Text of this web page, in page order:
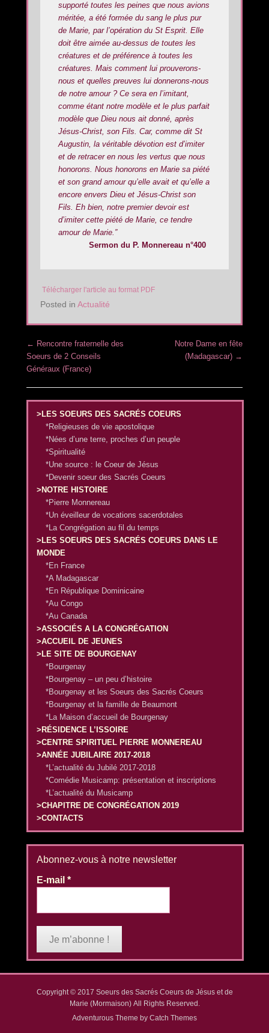
supporté toutes les peines que nous avions
méritée, a été formée du sang le plus pur
de Marie, par l’opération du St Esprit. Elle
doit être aimée au-dessus de toutes les
créatures et de préférence à toutes les
créatures. Mais comment lui prouverons-
nous et quelles preuves lui donnerons-nous
de notre amour ? Ce sera en l’imitant,
comme étant notre modèle et le plus parfait
modèle que Dieu nous ait donné, après
Jésus-Christ, son Fils. Car, comme dit St
Augustin, la véritable dévotion est d’imiter
et de retracer en nous les vertus que nous
honorons. Nous honorons en Marie sa piété
et son grand amour qu’elle avait et qu’elle a
encore envers Dieu et Jésus-Christ son
Fils. Eh bien, notre premier devoir est
d’imiter cette piété de Marie, ce tendre
amour de Marie.”
Sermon du P. Monnereau n°400
Télécharger l'article au format PDF
Posted in Actualité
Post navigation
← Rencontre fraternelle des
Soeurs de 2 Conseils
Généraux (France)
Notre Dame en fête
(Madagascar) →
>LES SOEURS DES SACRÉS COEURS
*Religieuses de vie apostolique
*Nées d’une terre, proches d’un peuple
*Spiritualité
*Une source : le Coeur de Jésus
*Devenir soeur des Sacrés Coeurs
>NOTRE HISTOIRE
*Pierre Monnereau
*Un éveilleur de vocations sacerdotales
*La Congrégation au fil du temps
>LES SOEURS DES SACRÉS COEURS DANS LE
MONDE
*En France
*A Madagascar
*En République Dominicaine
*Au Congo
*Au Canada
>ASSOCIÉS A LA CONGRÉGATION
>ACCUEIL DE JEUNES
>LE SITE DE BOURGENAY
*Bourgenay
*Bourgenay – un peu d’histoire
*Bourgenay et les Soeurs des Sacrés Coeurs
*Bourgenay et la famille de Beaumont
*La Maison d’accueil de Bourgenay
>RÉSIDENCE L’ISSOIRE
>CENTRE SPIRITUEL PIERRE MONNEREAU
>ANNÉE JUBILAIRE 2017-2018
*L’actualité du Jubilé 2017-2018
*Comédie Musicamp: présentation et inscriptions
*L’actualité du Musicamp
>CHAPITRE DE CONGRÉGATION 2019
>CONTACTS
Abonnez-vous à notre newsletter
E-mail*
Copyright © 2017 Soeurs des Sacrés Coeurs de Jésus et de
Marie (Mormaison)All Rights Reserved.
Adventurous Theme by Catch Themes